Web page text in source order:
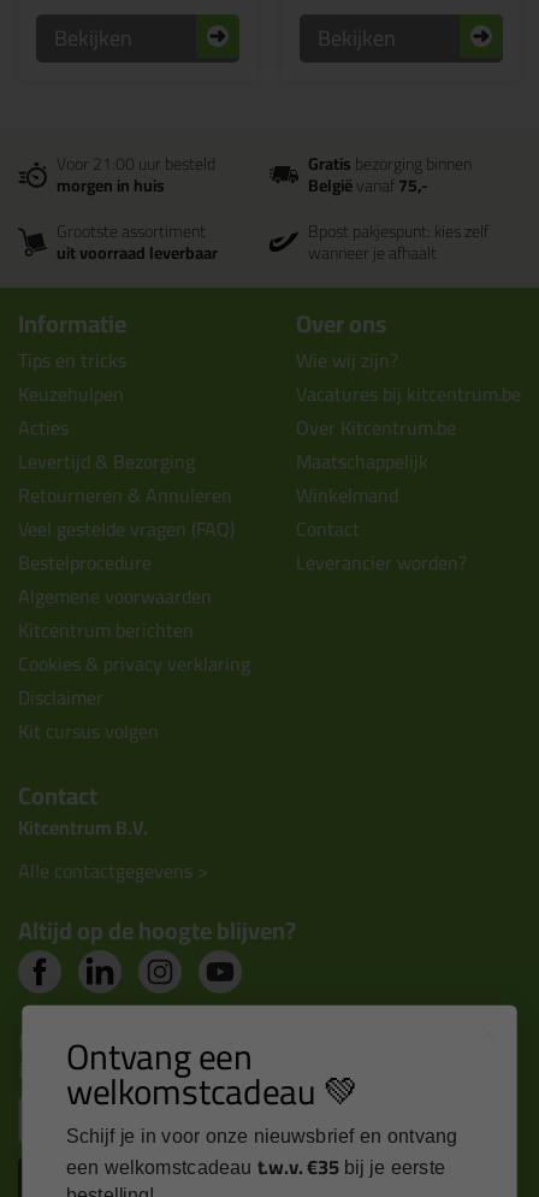
Bekijken Bekijken
Voor 21:00 uur besteld
morgen in huis
Gratisbezorging binnen
Belgiëvanaf75,-
Grootste assortiment
uit voorraad leverbaar
Bpost pakjespunt: kies zelf
wanneer je afhaalt
Informatie
Tips en tricks
Keuzehulpen
Acties
Levertijd & Bezorging
Retourneren & Annuleren
Veel gestelde vragen (FAQ)
Bestelprocedure
Algemene voorwaarden
Kitcentrum berichten
Cookies & privacy verklaring
Disclaimer
Kit cursus volgen
Over ons
Wie wij zijn?
Vacatures bij kitcentrum.be
Over Kitcentrum.be
Maatschappelijk
Winkelmand
Contact
Leverancier worden?
Contact
Kitcentrum B.V.
Alle contactgegevens >
Altijd op de hoogte blijven?
Nieuws, tips en exclusieve deals rechtstreeks in je
inbox
Inschrijven
Ontvang een
welkomstcadeau 💚
Schijf je in voor onze nieuwsbrief en ontvang
een welkomstcadeau t.w.v. €35 bij je eerste